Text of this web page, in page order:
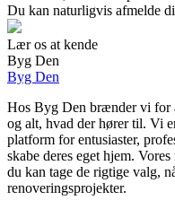
Du kan naturligvis afmelde
Lær os at kende
Byg Den
Byg Den
Hos Byg Den brænder vi for
og alt, hvad der hører til. Vi
platform for entusiaster,
skabe deres eget hjem.
du kan tage de rigtige valg,
renoveringsprojekter.